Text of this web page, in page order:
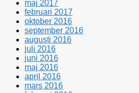
maj 2017
februari 2017
oktober 2016
september 2016
augusti 2016
juli 2016
juni 2016
maj 2016
april 2016
mars 2016